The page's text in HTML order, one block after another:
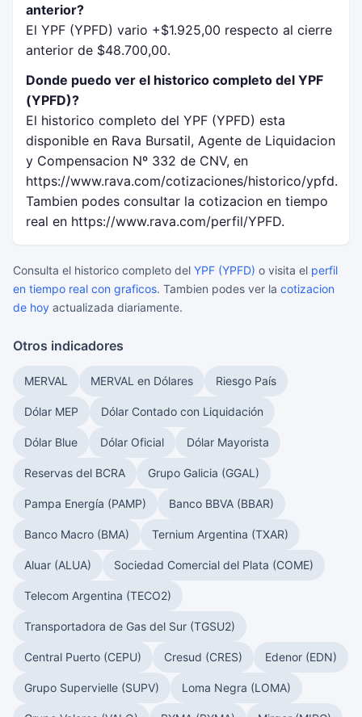
anterior?
El YPF (YPFD) vario +$1.925,00 respecto al cierre
anterior de $48.700,00.
Donde puedo ver el historico completo del YPF
(YPFD)?
El historico completo del YPF (YPFD) esta
disponible en Rava Bursatil, Agente de Liquidacion
y Compensacion Nº 332 de CNV, en
https://www.rava.com/cotizaciones/historico/ypfd.
Tambien podes consultar la cotizacion en tiempo
real en https://www.rava.com/perfil/YPFD.
Consulta el historico completo del YPF (YPFD) o visita el perfil
en tiempo real con graficos. Tambien podes ver la cotizacion
de hoy actualizada diariamente.
Otros indicadores
MERVAL MERVAL en Dólares Riesgo País
Dólar MEP Dólar Contado con Liquidación
Dólar Blue Dólar Oficial Dólar Mayorista
Reservas del BCRA Grupo Galicia (GGAL)
Pampa Energía (PAMP) Banco BBVA (BBAR)
Banco Macro (BMA) Ternium Argentina (TXAR)
Aluar (ALUA) Sociedad Comercial del Plata (COME)
Telecom Argentina (TECO2)
Transportadora de Gas del Sur (TGSU2)
Central Puerto (CEPU) Cresud (CRES) Edenor (EDN)
Grupo Supervielle (SUPV) Loma Negra (LOMA)